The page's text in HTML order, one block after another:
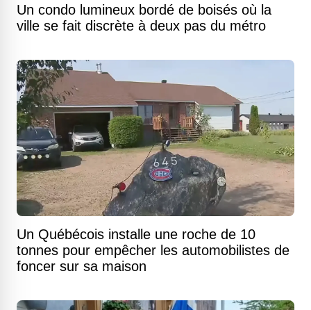
Un condo lumineux bordé de boisés où la
ville se fait discrète à deux pas du métro
Un Québécois installe une roche de 10
tonnes pour empêcher les automobilistes de
foncer sur sa maison